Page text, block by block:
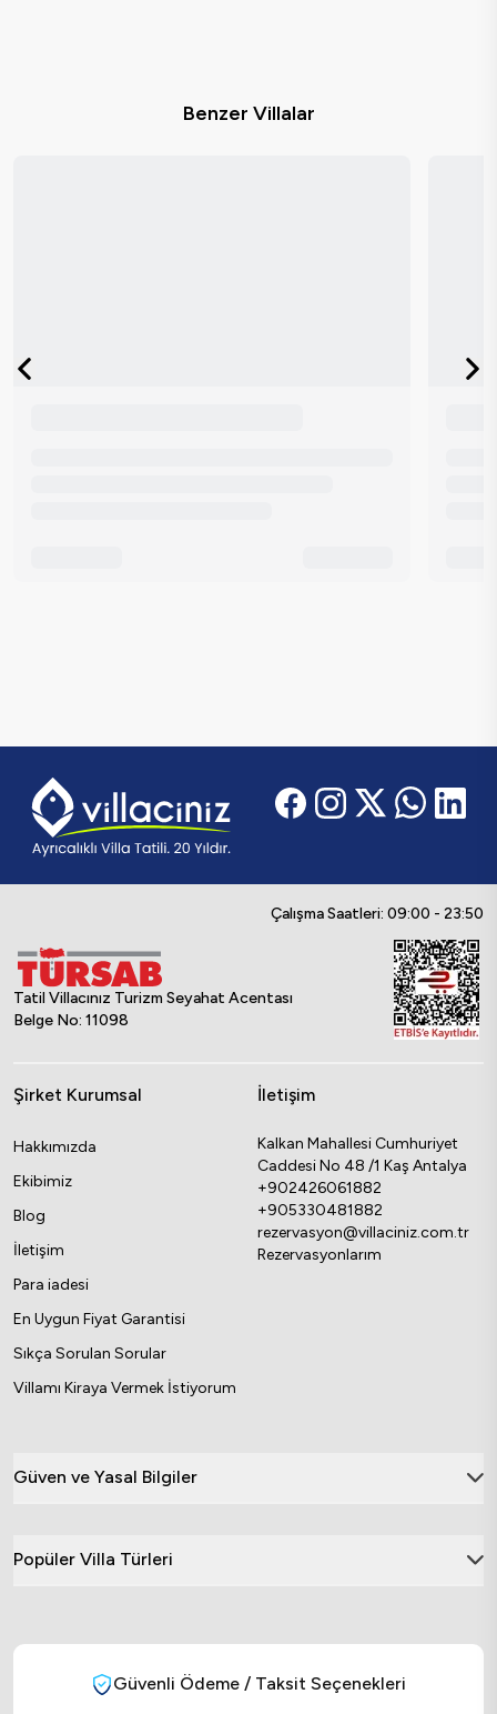
Benzer Villalar
Çalışma Saatleri: 09:00 - 23:50
Tatil Villacınız Turizm Seyahat Acentası
Belge No: 11098
Şirket Kurumsal
Hakkımızda
Ekibimiz
Blog
İletişim
Para iadesi
En Uygun Fiyat Garantisi
Sıkça Sorulan Sorular
Villamı Kiraya Vermek İstiyorum
İletişim
Kalkan Mahallesi Cumhuriyet
Caddesi No 48 /1 Kaş Antalya
+902426061882
+905330481882
rezervasyon@villaciniz.com.tr
Rezervasyonlarım
Güven ve Yasal Bilgiler
Popüler Villa Türleri
Güvenli Ödeme / Taksit Seçenekleri